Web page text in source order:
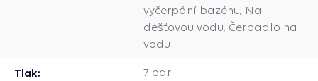
vyčerpání bazénu, Na
dešťovou vodu, Čerpadlo na
vodu
Tlak: 7 bar